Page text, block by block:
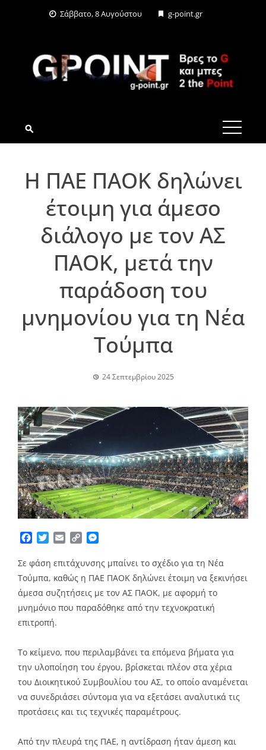
Σάββατο, 8 Αυγούστου g-point.gr
G-POINT.GR
Η ΠΑΕ ΠΑΟΚ δηλώνει
έτοιμη για άμεσο
διάλογο με τον ΑΣ
ΠΑΟΚ, μετά την
παράδοση του
μνημονίου για τη Νέα
Τούμπα
24 Σεπτεμβρίου 2025
Facebook
TwitterEmailCopy
Σε φάση επιτάχυνσης μπαίνει το σχέδιο για τη Νέα
Τούμπα, καθώς η ΠΑΕ ΠΑΟΚ δηλώνει έτοιμη να ξεκινήσει
άμεσα συζητήσεις με τον ΑΣ ΠΑΟΚ, με αφορμή το
μνημόνιο που παραδόθηκε από την τεχνοκρατική
επιτροπή.
Το κείμενο, που περιλαμβάνει τα επόμενα βήματα για
την υλοποίηση του έργου, βρίσκεται πλέον στα χέρια
του Διοικητικού Συμβουλίου του ΑΣ, το οποίο αναμένεται
να συνεδριάσει σύντομα για να εξετάσει αναλυτικά τις
προτάσεις και τις τεχνικές παραμέτρους.
Από την πλευρά της ΠΑΕ, η αντίδραση ήταν άμεση και